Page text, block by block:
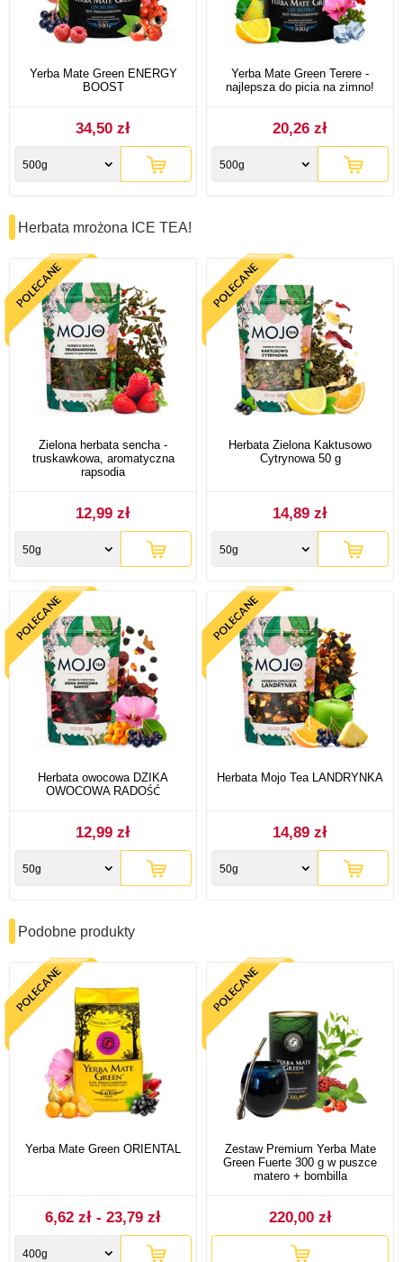
Yerba Mate Green ENERGY
BOOST
34,50 zł
500g
Yerba Mate Green Terere -
najlepsza do picia na zimno!
20,26 zł
500g
Herbata mrożona ICE TEA!
Zielona herbata sencha -
truskawkowa, aromatyczna
rapsodia
12,99 zł
50g
Herbata Zielona Kaktusowo
Cytrynowa 50 g
14,89 zł
50g
Herbata owocowa DZIKA
OWOCOWA RADOŚĆ
12,99 zł
50g
Herbata Mojo Tea LANDRYNKA
14,89 zł
50g
Podobne produkty
Yerba Mate Green ORIENTAL
6,62 zł - 23,79 zł
400g
Zestaw Premium Yerba Mate
Green Fuerte 300 g w puszce
matero + bombilla
220,00 zł